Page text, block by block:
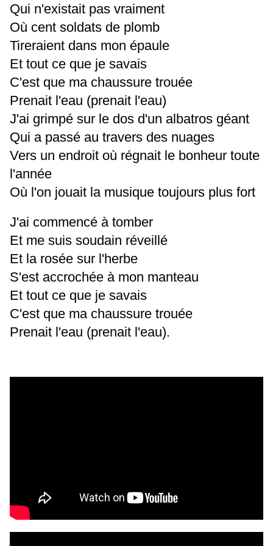
Qui n'existait pas vraiment
Où cent soldats de plomb
Tireraient dans mon épaule
Et tout ce que je savais
C'est que ma chaussure trouée
Prenait l'eau (prenait l'eau)
J'ai grimpé sur le dos d'un albatros géant
Qui a passé au travers des nuages
Vers un endroit où régnait le bonheur toute
l'année
Où l'on jouait la musique toujours plus fort
J'ai commencé à tomber
Et me suis soudain réveillé
Et la rosée sur l'herbe
S'est accrochée à mon manteau
Et tout ce que je savais
C'est que ma chaussure trouée
Prenait l'eau (prenait l'eau).